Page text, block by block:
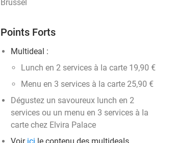
Brussel
Points Forts
Multideal :
Lunch en 2 services à la carte 19,90 €
Menu en 3 services à la carte 25,90 €
Dégustez un savoureux lunch en 2
services ou un menu en 3 services à la
carte chez Elvira Palace